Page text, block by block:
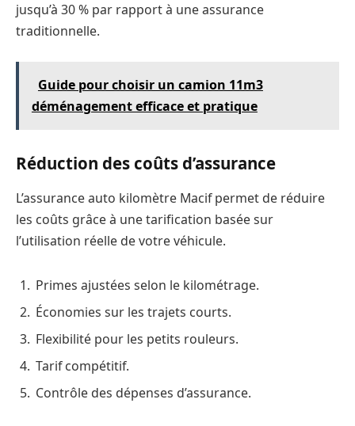
jusqu’à 30 % par rapport à une assurance
traditionnelle.
Guide pour choisir un camion 11m3
déménagement efficace et pratique
Réduction des coûts d’assurance
L’assurance auto kilomètre Macif permet de réduire
les coûts grâce à une tarification basée sur
l’utilisation réelle de votre véhicule.
Primes ajustées selon le kilométrage.
Économies sur les trajets courts.
Flexibilité pour les petits rouleurs.
Tarif compétitif.
Contrôle des dépenses d’assurance.